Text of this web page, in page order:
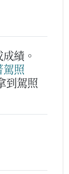
績。
駕照
到駕照